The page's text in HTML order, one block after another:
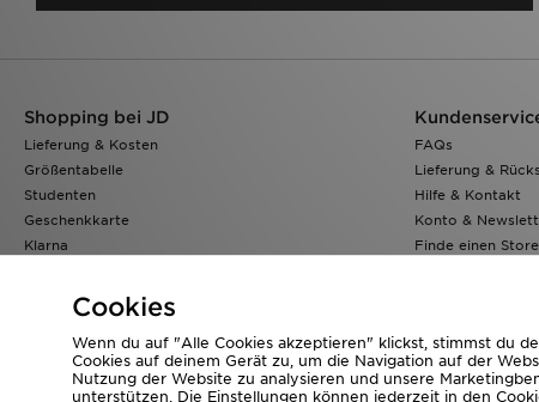
Shopping bei JD
Lieferung & Kosten
Größentabelle
Studenten
Geschenkkarte
Klarna
JD Blog
FAQs
Lieferung &
Hilfe & Kontakt
Konto &
Finde einen Store
Corporate Websitewww.jdplc.com
Cookies
Wenn du auf "Alle Cookies akzeptieren" klickst, stimmst du
Cookies auf deinem Gerät zu, um die Navigation auf der
Nutzung der Website zu analysieren und unsere
unterstützen. Die Einstellungen können jederzeit in den